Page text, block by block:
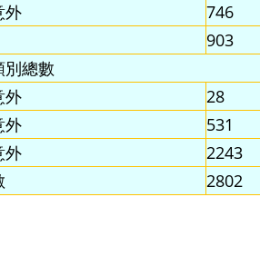
外
746
903
別總數
外
28
外
531
外
2243
2802